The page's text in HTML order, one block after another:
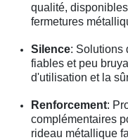
qualité,
fermetures
Silence: Solutions
fiables et peu
d'utilisation et la
Renforcement:
complémentaires
rideau métallique